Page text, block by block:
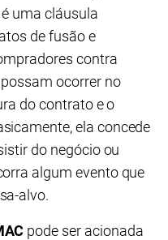
uma cláusula
de fusão e
contra
ocorrer no
do contrato e o
ela concede
do negócio ou
algum evento que
alvo.
pode ser acionada